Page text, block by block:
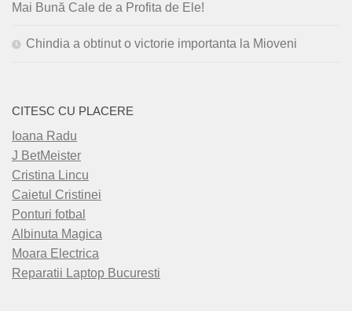
Mai Bună Cale de a Profita de Ele!
Chindia a obtinut o victorie importanta la Mioveni
CITESC CU PLACERE
Ioana Radu
J BetMeister
Cristina Lincu
Caietul Cristinei
Ponturi fotbal
Albinuta Magica
Moara Electrica
Reparatii Laptop Bucuresti